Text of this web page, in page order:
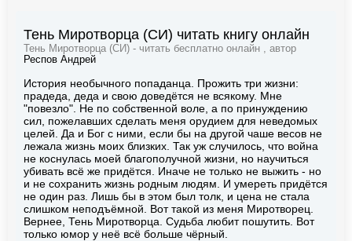
Тень Миротворца (СИ) читать книгу онлайн
Тень Миротворца (СИ) - читать бесплатно онлайн , автор
Респов Андрей
История необычного попаданца. Прожить три жизни:
прадеда, деда и свою доведётся не всякому. Мне
"повезло". Не по собственной воле, а по принуждению
сил, пожелавших сделать меня орудием для неведомых
целей. Да и Бог с ними, если бы на другой чаше весов не
лежала жизнь моих близких. Так уж случилось, что война
не коснулась моей благополучной жизни, но научиться
убивать всё же придётся. Иначе не только не выжить - но
и не сохранить жизнь родным людям. И умереть придётся
не один раз. Лишь бы в этом был толк, и цена не стала
слишком неподъёмной. Вот такой из меня Миротворец.
Вернее, Тень Миротворца. Судьба любит пошутить. Вот
только юмор у неё всё больше чёрный.